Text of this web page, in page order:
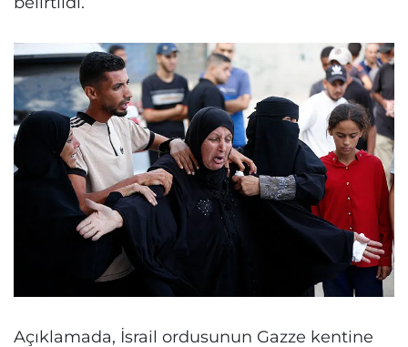
Açıklamada, İsrail ordusunun Gazze kentine